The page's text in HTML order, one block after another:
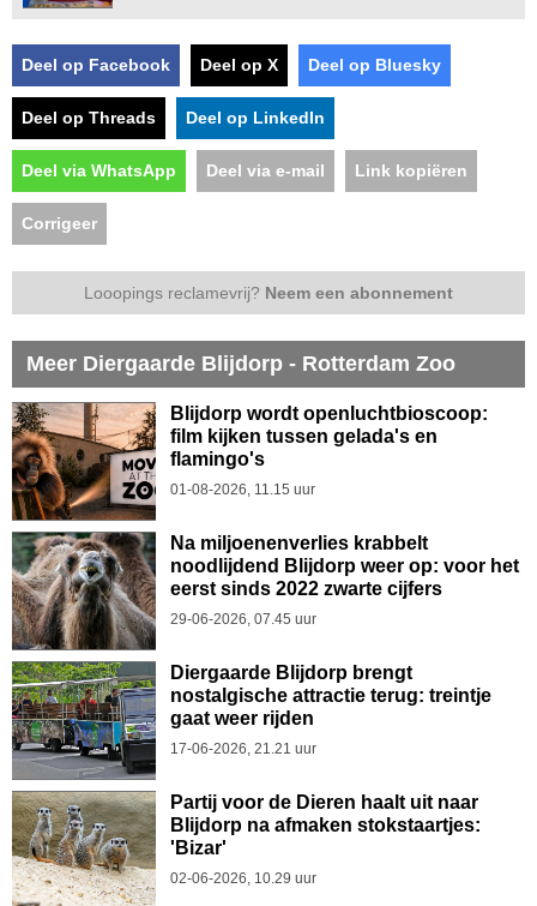
Deel op Facebook Deel op X Deel op Bluesky
Deel op Threads Deel op LinkedIn
Deel via WhatsApp Deel via e-mail Link kopiëren
Corrigeer
Looopings reclamevrij? Neem een abonnement
Meer Diergaarde Blijdorp - Rotterdam Zoo
Blijdorp wordt openluchtbioscoop:
film kijken tussen gelada's en
flamingo's
01-08-2026, 11.15 uur
Na miljoenenverlies krabbelt
noodlijdend Blijdorp weer op: voor het
eerst sinds 2022 zwarte cijfers
29-06-2026, 07.45 uur
Diergaarde Blijdorp brengt
nostalgische attractie terug: treintje
gaat weer rijden
17-06-2026, 21.21 uur
Partij voor de Dieren haalt uit naar
Blijdorp na afmaken stokstaartjes:
'Bizar'
02-06-2026, 10.29 uur